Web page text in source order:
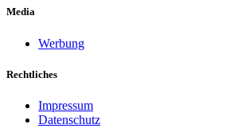
Media
Werbung
Rechtliches
Impressum
Datenschutz